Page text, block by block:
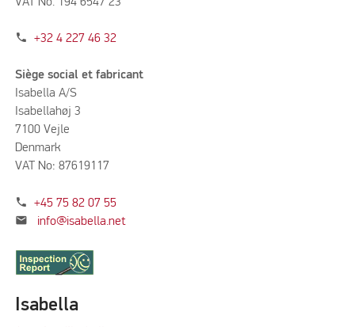
phone +32 4 227 46 32
Siège social et fabricant
Isabella A/S
Isabellahøj 3
7100 Vejle
Denmark
VAT No: 87619117
phone +45 75 82 07 55
mail info@isabella.net
Isabella